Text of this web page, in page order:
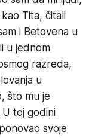
Tita, čitali
i Betovena u
u jednom
razreda,
u
što mu je
toj godini
svoje